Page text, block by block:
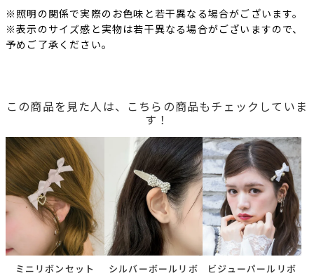
※照明の関係で実際のお色味と若干異なる場合がございます。
※表示のサイズ感と実物は若干異なる場合がございますので、
予めご了承ください。
この商品を見た人は、こちらの商品もチェックしていま
す！
ミニリボンセット
シルバーボールリボ
ビジューパールリボ